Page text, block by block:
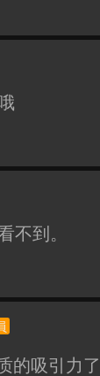
不到。
的吸引力